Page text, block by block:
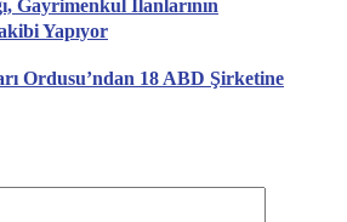
Gayrimenkul İlanlarının
Yapıyor
Ordusu’ndan 18 ABD Şirketine